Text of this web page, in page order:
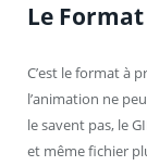
Le Format
C’est le format à
l’animation ne
le savent pas, le
et même fichier